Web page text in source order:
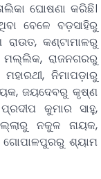
ଘୋଷଣା କରିଛି।
ବେଳେ ବଡ଼ସାହିରୁ
କଣ୍ଟାମାଳରୁ
ମଲ୍ଲିକ, ରାଜନଗରରୁ
ନିମାପଡ଼ାରୁ
ଜୟଦେବରୁ କୃଷ୍ଣ
କୁମାର ସାହୁ,
ନକୁଳ ନାୟକ,
ଶ୍ୟାମ